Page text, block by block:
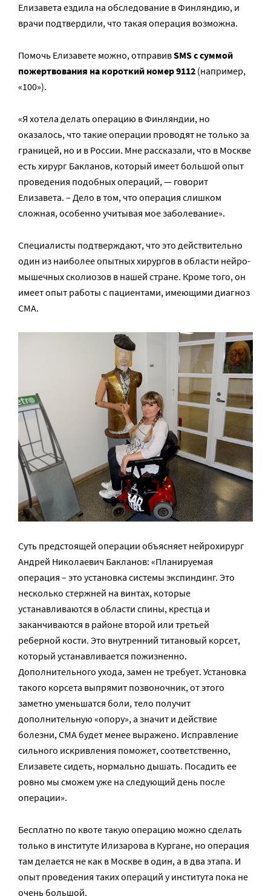
Елизавета ездила на обследование в Финляндию, и
врачи подтвердили, что такая операция возможна.
Помочь Елизавете можно, отправивSMS с суммой
пожертвования на короткий номер 9112 (например,
«100»).
«Я хотела делать операцию в Финляндии, но
оказалось, что такие операции проводят не только за
границей, но и в России. Мне рассказали, что в Москве
есть хирург Бакланов, который имеет большой опыт
проведения подобных операций, — говорит
Елизавета. – Дело в том, что операция слишком
сложная, особенно учитывая мое заболевание».
Специалисты подтверждают, что это действительно
один из наиболее опытных хирургов в области нейро-
мышечных сколиозов в нашей стране. Кроме того, он
имеет опыт работы с пациентами, имеющими диагноз
СМА.
Суть предстоящей операции объясняет нейрохирург
Андрей Николаевич Бакланов: «Планируемая
операция – это установка системы экспиндинг. Это
несколько стержней на винтах, которые
устанавливаются в области спины, крестца и
заканчиваются в районе второй или третьей
реберной кости. Это внутренний титановый корсет,
который устанавливается пожизненно.
Дополнительного ухода, замен не требует. Установка
такого корсета выпрямит позвоночник, от этого
заметно уменьшатся боли, тело получит
дополнительную «опору», а значит и действие
болезни, СМА будет менее выражено. Исправление
сильного искривления поможет, соответственно,
Елизавете сидеть, нормально дышать. Посадить ее
ровно мы сможем уже на следующий день после
операции».
Бесплатно по квоте такую операцию можно сделать
только в институте Илизарова в Кургане, но операция
там делается не как в Москве в один, а в два этапа. И
опыт проведения таких операций у института пока не
очень большой.